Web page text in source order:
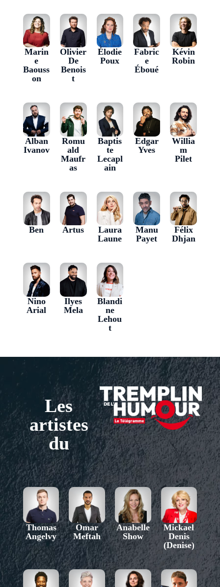
Marin
e
Baouss
on
Olivier
De
Benois
t
Élodie
Poux
Fabric
e
Éboué
Kévin
Robin
Alban
Ivanov
Romu
ald
Maufr
as
Baptis
te
Lecapl
ain
Edgar
Yves
Willia
m
Pilet
Ben Artus
Laura
Laune
Manu
Payet
Félix
Dhjan
Nino
Arial
Ilyes
Mela
Blandi
ne
Lehou
t
Les
artistes
du
Thomas
Angelvy
Omar
Meftah
Anabelle
Show
Mickael
Denis
(Denise)